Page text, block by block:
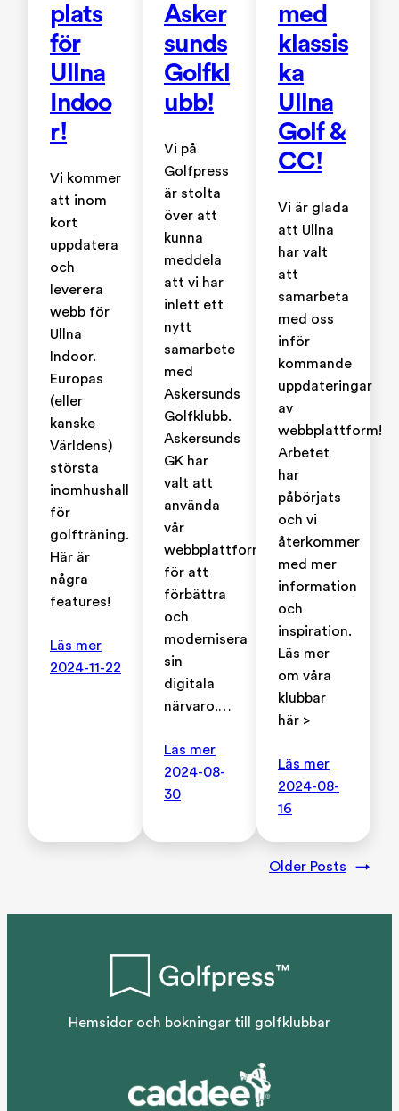
plats
för
Ullna
Indoo
r!
Vi kommer
att inom
kort
uppdatera
och
leverera
webb för
Ullna
Indoor.
Europas
(eller
kanske
Världens)
största
inomhushall
för
golfträning.
Här är
några
features!
Läs mer
2024-11-22
Asker
sunds
Golfkl
ubb!
Vi på
Golfpress
är stolta
över att
kunna
meddela
att vi har
inlett ett
nytt
samarbete
med
Askersunds
Golfklubb.
Askersunds
GK har
valt att
använda
vår
webbplattform
för att
förbättra
och
modernisera
sin
digitala
närvaro.…
Läs mer
2024-08-
30
med
klassis
ka
Ullna
Golf &
CC!
Vi är glada
att Ullna
har valt
att
samarbeta
med oss
inför
kommande
uppdateringar
av
webbplattform!
Arbetet
har
påbörjats
och vi
återkommer
med mer
information
och
inspiration.
Läs mer
om våra
klubbar
här >
Läs mer
2024-08-
16
Older Posts →
Hemsidor och bokningar till golfklubbar